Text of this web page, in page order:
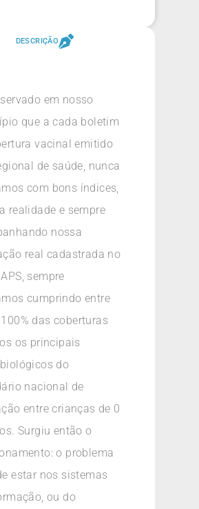
DESCRIÇÃO
em nosso
que a cada boletim
vacinal emitido
de saúde, nunca
com bons índices,
realidade e sempre
nossa
real cadastrada no
sempre
cumprindo entre
100% das coberturas
os principais
do
nacional de
entre crianças de 0
Surgiu então o
o problema
estar nos sistemas
ou do